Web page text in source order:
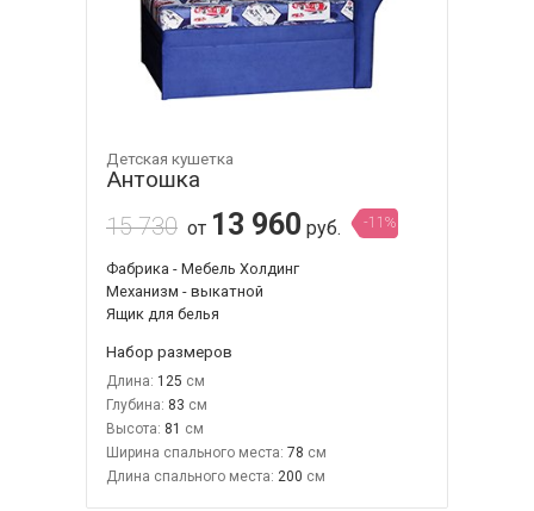
Детская кушетка
Антошка
15 730 от 13 960 руб. -11%
Фабрика - Мебель Холдинг
Механизм - выкатной
Ящик для белья
Набор размеров
Длина: 125
Глубина: 83
Высота: 81
Ширина спального места: 78
Длина спального места: 200